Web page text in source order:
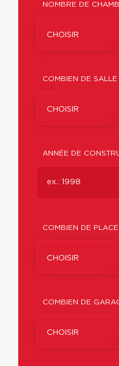
NOMBRE DE
CHOISIR
COMBIEN DE
CHOISIR
ANNÉE DE
COMBIEN DE
CHOISIR
COMBIEN DE
CHOISIR